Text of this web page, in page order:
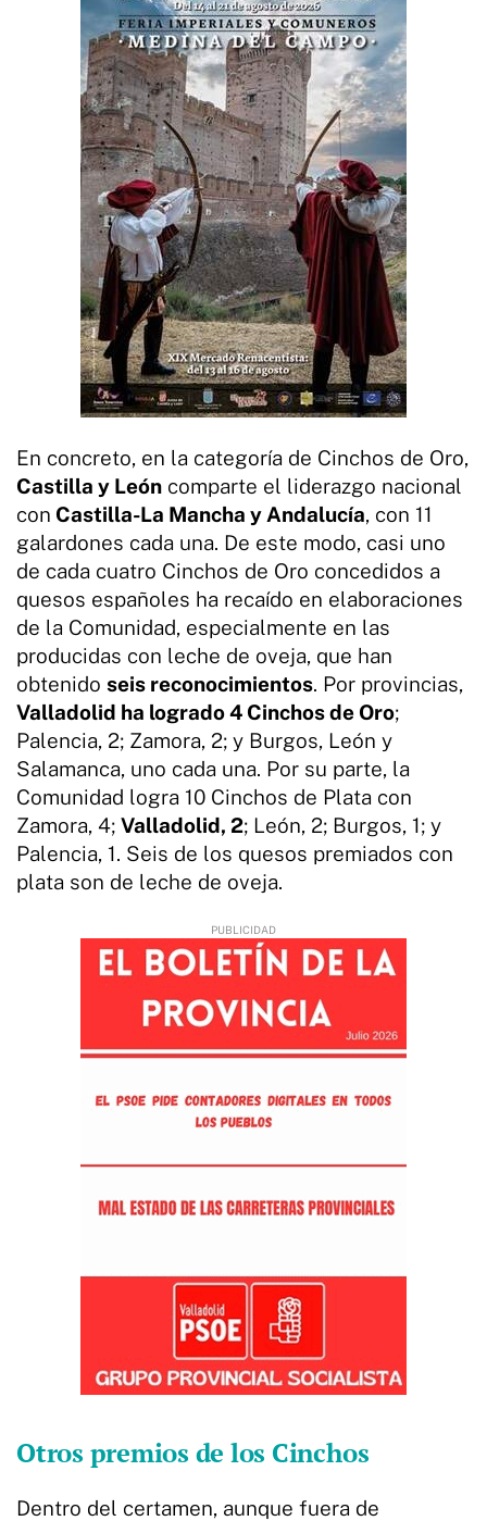
En concreto, en la categoría de Cinchos de Oro,
Castilla y León comparte el liderazgo nacional
con Castilla-La Mancha y Andalucía, con 11
galardones cada una. De este modo, casi uno
de cada cuatro Cinchos de Oro concedidos a
quesos españoles ha recaído en elaboraciones
de la Comunidad, especialmente en las
producidas con leche de oveja, que han
obtenido seis reconocimientos. Por provincias,
Valladolid ha logrado 4 Cinchos de Oro;
Palencia, 2; Zamora, 2; y Burgos, León y
Salamanca, uno cada una. Por su parte, la
Comunidad logra 10 Cinchos de Plata con
Zamora, 4; Valladolid, 2; León, 2; Burgos, 1; y
Palencia, 1. Seis de los quesos premiados con
plata son de leche de oveja.
Otros premios de los Cinchos
Dentro del certamen, aunque fuera de